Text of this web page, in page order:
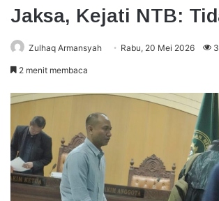
Jaksa, Kejati NTB:
Zulhaq Armansyah Rabu, 20 Mei 2026
2 menit membaca